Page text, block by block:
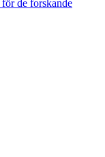
de forskande